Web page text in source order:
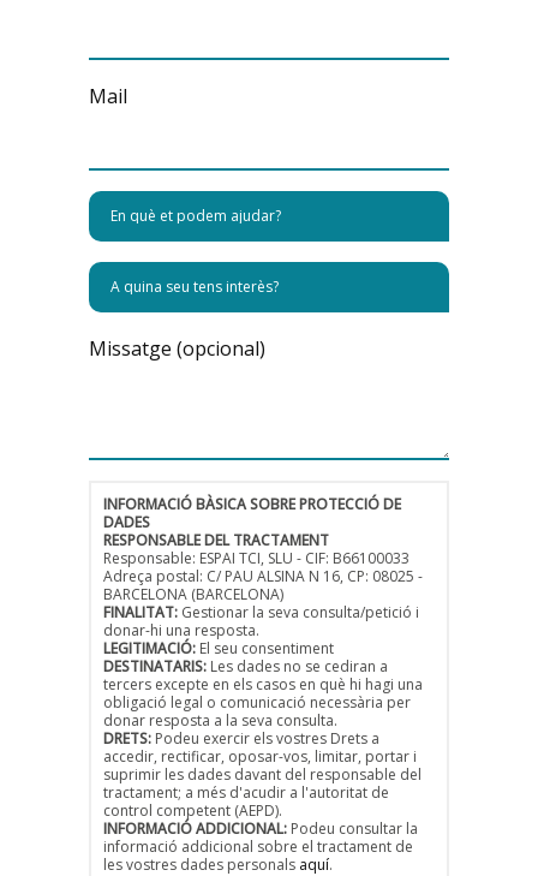
Mail
Missatge (opcional)
INFORMACIÓ BÀSICA SOBRE PROTECCIÓ DE
DADES
RESPONSABLE DEL TRACTAMENT
Responsable: ESPAI TCI, SLU - CIF: B66100033
Adreça postal: C/ PAU ALSINA N 16, CP: 08025 -
BARCELONA (BARCELONA)
FINALITAT: Gestionar la seva consulta/petició i
donar-hi una resposta.
LEGITIMACIÓ: El seu consentiment
DESTINATARIS: Les dades no se cediran a
tercers excepte en els casos en què hi hagi una
obligació legal o comunicació necessària per
donar resposta a la seva consulta.
DRETS: Podeu exercir els vostres Drets a
accedir, rectificar, oposar-vos, limitar, portar i
suprimir les dades davant del responsable del
tractament; a més d'acudir a l'autoritat de
control competent (AEPD).
INFORMACIÓ ADDICIONAL: Podeu consultar la
informació addicional sobre el tractament de
les vostres dades personals aquí.